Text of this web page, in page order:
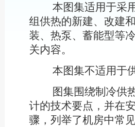
本图集适用于采用
组供热的新建、改建
装、热泵、蓄能型等
关内容。
本图集不适用于供
图集围绕制冷供热
计的技术要点，并在
骤，列举了机房中常